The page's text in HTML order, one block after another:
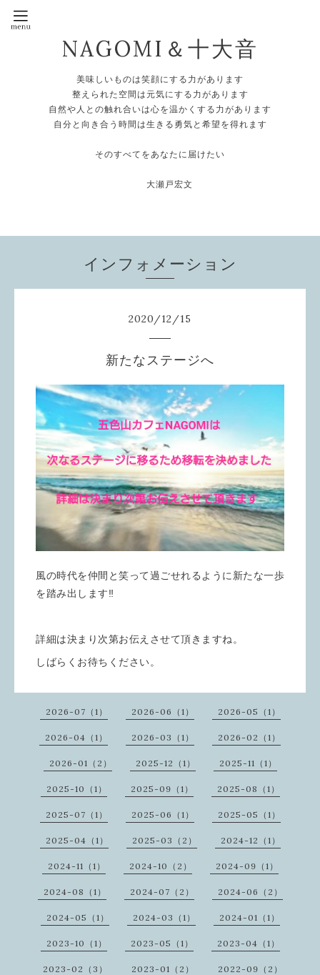
NAGOMI＆十大音
美味しいものは笑顔にする力があります
整えられた空間は元気にする力があります
自然や人との触れ合いは心を温かくする力があります
自分と向き合う時間は生きる勇気と希望を得れます
そのすべてをあなたに届けたい
大瀬戸宏文
インフォメーション
2020/12/15
新たなステージへ
風の時代を仲間と笑って過ごせれるように新たな一歩
を踏み出します‼️
詳細は決まり次第お伝えさせて頂きますね。
しばらくお待ちください。
2026-07（1） 2026-06（1） 2026-05（1）
2026-04（1） 2026-03（1） 2026-02（1）
2026-01（2） 2025-12（1） 2025-11（1）
2025-10（1） 2025-09（1） 2025-08（1）
2025-07（1） 2025-06（1） 2025-05（1）
2025-04（1） 2025-03（2） 2024-12（1）
2024-11（1） 2024-10（2） 2024-09（1）
2024-08（1） 2024-07（2） 2024-06（2）
2024-05（1） 2024-03（1） 2024-01（1）
2023-10（1） 2023-05（1） 2023-04（1）
2023-02（3） 2023-01（2） 2022-09（2）